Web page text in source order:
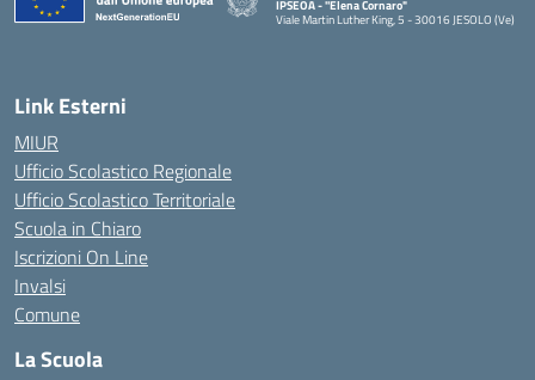
IPSEOA - ''Elena Cornaro"
Viale Martin Luther King, 5 - 30016 JESOLO (Ve)
— Visita la pagina iniziale della scuola
Link Esterni
MIUR
Ufficio Scolastico Regionale
Ufficio Scolastico Territoriale
Scuola in Chiaro
Iscrizioni On Line
Invalsi
Comune
La Scuola